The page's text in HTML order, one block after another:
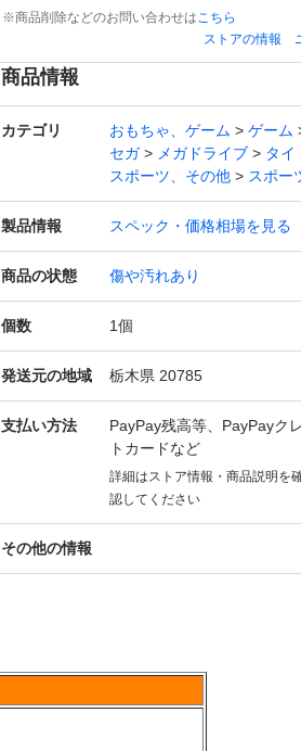
※商品削除などのお問い合わせはこちら
ストアの情報
商品情報
カテゴリ おもちゃ、ゲーム ゲーム
セガ
メガドライブ
タイ
スポーツ、その他
スポー
製品情報 スペック・価格相場を見る
商品の状態 傷や汚れあり
個数 1個
発送元の地域 栃木県 20785
支払い方法
PayPay残高等、PayPayク
トカードなど
詳細はストア情報・商品説明を
認してください
その他の情報